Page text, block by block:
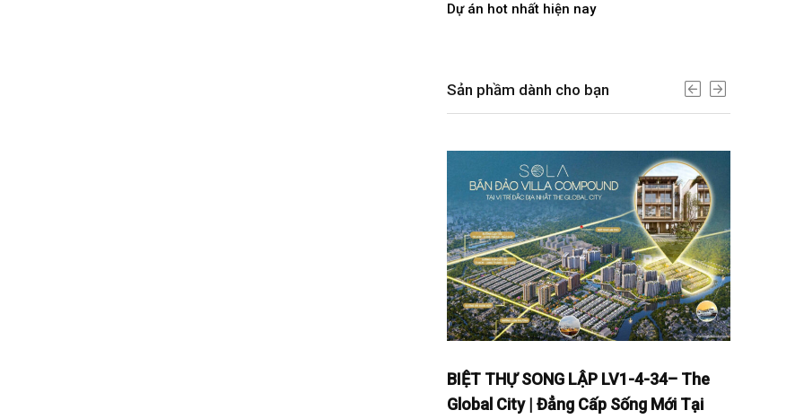
Dự án hot nhất hiện nay
Sản phầm dành cho bạn
BIỆT THỰ SONG LẬP LV1-4-34– The
Global City | Đẳng Cấp Sống Mới Tại